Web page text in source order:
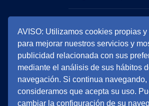
AVISO: Utilizamos cookies propias y
para mejorar nuestros servicios y
publicidad relacionada con sus
mediante el análisis de sus hábitos
navegación. Si continua navegando,
consideramos que acepta su uso.
cambiar la configuración de su
7:30 - 17:00